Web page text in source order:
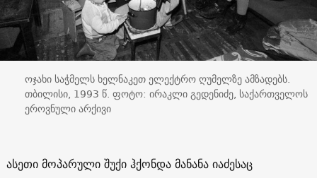
ოჯახი საჭმელს ხელნაკეთ ელექტრო ღუმელზე ამზადებს.
თბილისი, 1993 წ. ფოტო: ირაკლი გედენიძე, საქართველოს
ეროვნული არქივი
ასეთი მოპარული შუქი ჰქონდა მანანა იაძესაც